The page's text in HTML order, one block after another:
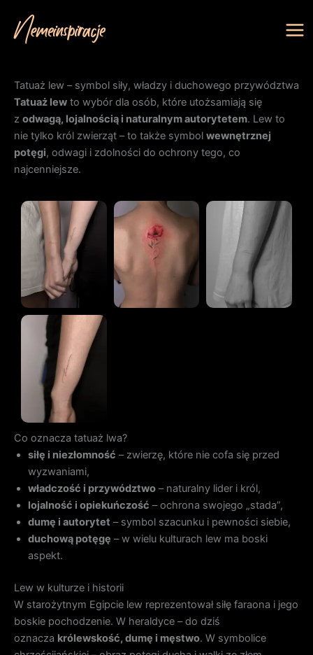
treści
Tatuaż lew – symbol siły, władzy i duchowego przywództwa
Tatuaż lew to wybór dla osób, które utożsamiają się
z odwagą, lojalnością i naturalnym autorytetem. Lew to
nie tylko król zwierząt – to także symbol wewnętrznej
potęgi, odwagi i zdolności do ochrony tego, co
najcenniejsze.
Co oznacza tatuaż lwa?
siłę i niezłomność – zwierzę, które nie cofa się przed
wyzwaniami,
władczość i przywództwo – naturalny lider i król,
lojalność i opiekuńczość – ochrona swojego „stada”,
dumę i autorytet – symbol szacunku i pewności siebie,
duchową potęgę – w wielu kulturach lew ma boski
aspekt.
Lew w kulturze i historii
W starożytnym Egipcie lew reprezentował siłę faraona i jego
boskie pochodzenie. W heraldyce – do dziś
oznacza królewskość, dumę i męstwo. W symbolice